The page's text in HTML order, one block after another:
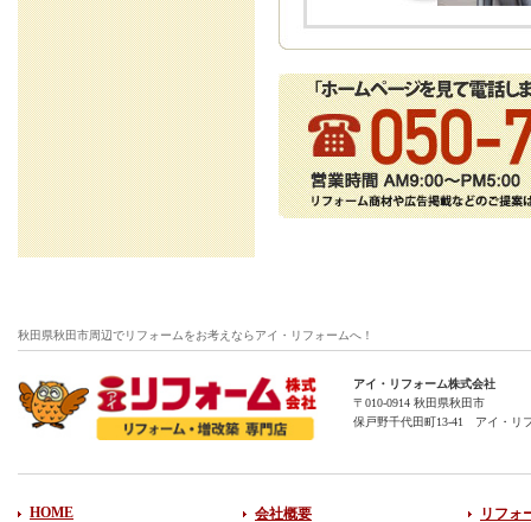
秋田県秋田市周辺でリフォームをお考えならアイ・リフォームへ！
アイ・リフォーム株式会社
〒010-0914 秋田県秋田市
保戸野千代田町13-41 アイ・リ
HOME 会社概要 リフォ